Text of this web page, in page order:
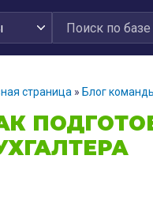
страница » Блог